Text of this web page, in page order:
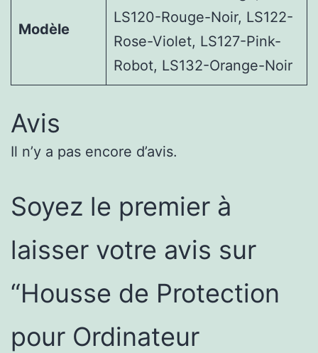
Modèle
LS120-Rouge-Noir, LS122-
Rose-Violet, LS127-Pink-
Robot, LS132-Orange-Noir
Avis
Il n’y a pas encore d’avis.
Soyez le premier à
laisser votre avis sur
“Housse de Protection
pour Ordinateur